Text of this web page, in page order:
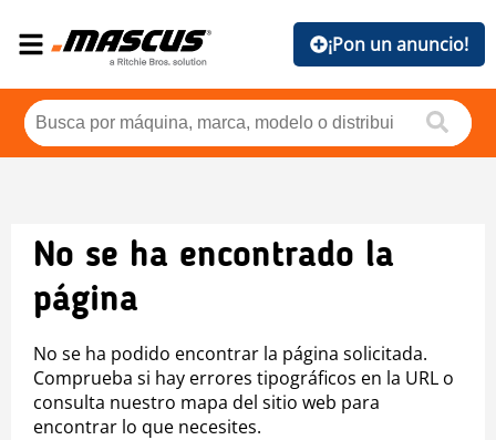
¡Pon un anuncio!
No se ha encontrado la
página
No se ha podido encontrar la página solicitada.
Comprueba si hay errores tipográficos en la URL o
consulta nuestro mapa del sitio web para
encontrar lo que necesites.